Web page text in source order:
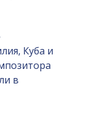
Куба и
в